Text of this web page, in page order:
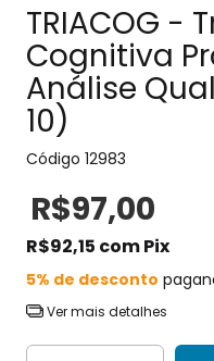
TRIACOG -
Cognitiva
Análise
10)
Código 12983
R$97,00
R$92,15 comPix
5% de desconto
Ver mais detalhes